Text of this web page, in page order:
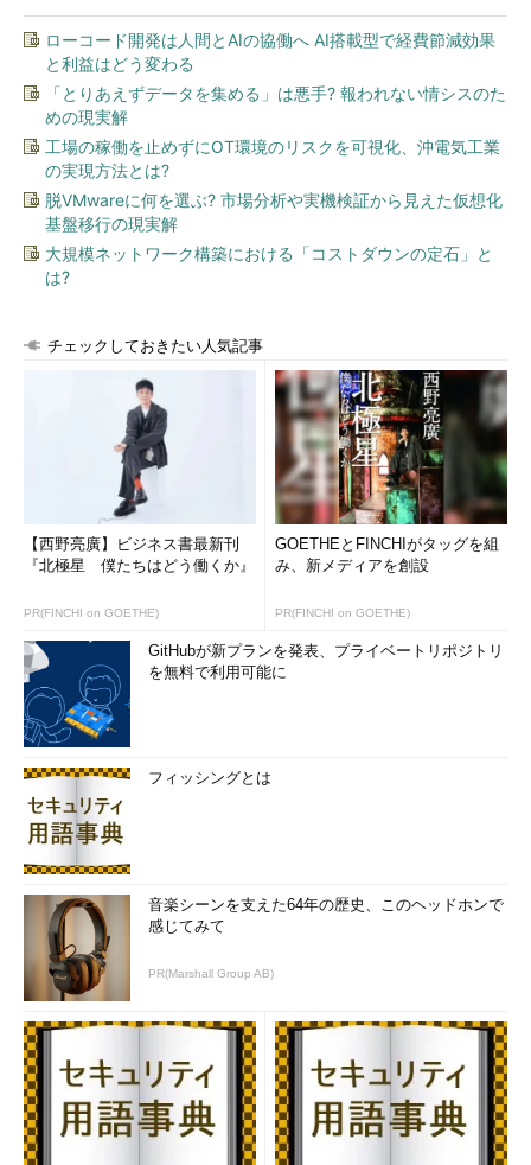
ローコード開発は人間とAIの協働へ AI搭載型で経費節減効果
と利益はどう変わる
「とりあえずデータを集める」は悪手? 報われない情シスのた
めの現実解
工場の稼働を止めずにOT環境のリスクを可視化、沖電気工業
の実現方法とは?
脱VMwareに何を選ぶ? 市場分析や実機検証から見えた仮想化
基盤移行の現実解
大規模ネットワーク構築における「コストダウンの定石」と
は?
チェックしておきたい人気記事
【西野亮廣】ビジネス書最新刊
『北極星 僕たちはどう働くか』
PR(FINCHI on GOETHE)
GOETHEとFINCHIがタッグを組
み、新メディアを創設
PR(FINCHI on GOETHE)
GitHubが新プランを発表、プライベートリポジトリ
を無料で利用可能に
フィッシングとは
音楽シーンを支えた64年の歴史、このヘッドホンで
感じてみて
PR(Marshall Group AB)